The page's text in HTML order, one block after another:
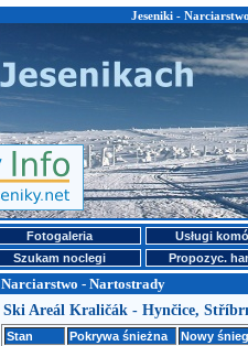
Jeseniki -
Fotogaleria Usługi
Szukam noclegi Propozyc.
Narciarstwo - Nartostrady
Ski Areál Kraličák - Hynčice,
Stan Pokrywa śnieżna Nowy śnieg